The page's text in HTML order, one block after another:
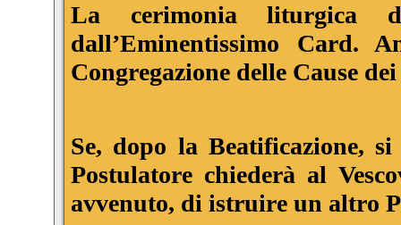
La cerimonia liturgica
dall’Eminentissimo Card.
Congregazione delle Cause
Se, dopo la Beatificazione,
Postulatore chiederà al
avvenuto, di istruire un altro